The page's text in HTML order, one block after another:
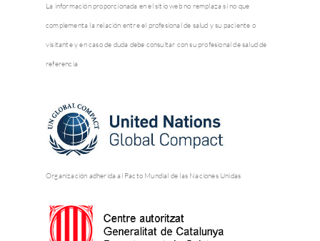
La información proporcionada en el sitio web no remplaza si no que
complementa la relación entre el profesional de salud y su paciente o
visitante y en caso de duda debe consultar con su profesional de salud de
referencia
Organización adherida al Pacto Mundial de las Naciones Unidas